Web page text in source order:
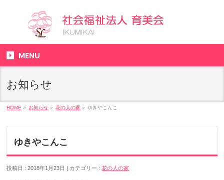
MENU
お知らせ
HOME » お知らせ » 花の人の家 » ゆきやこんこ
ゆきやこんこ
投稿日 : 2018年1月23日 カテゴリー :花の人の家